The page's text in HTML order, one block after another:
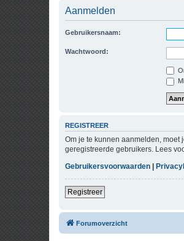
Aanmelden
Gebruikersnaam:
Wachtwoord:
REGISTREER
Om je te kunnen aanmelden, moet
geregistreerde gebruikers. Lees
Gebruikersvoorwaarden
Registreer
Forumoverzicht